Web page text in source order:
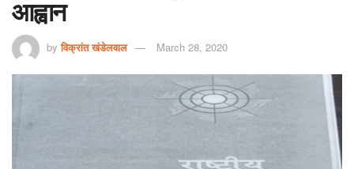
आह्वान
by विक्रांत खंडेलवाल March 28, 2020